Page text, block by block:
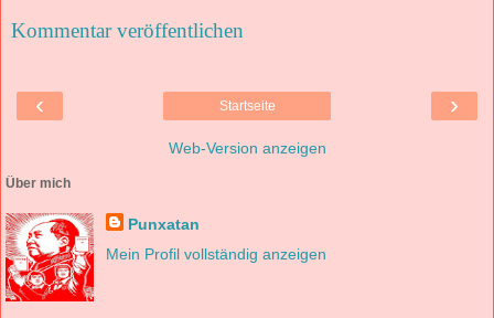
Kommentar veröffentlichen
‹ ›
Startseite
Web-Version anzeigen
Über mich
Punxatan
Mein Profil vollständig anzeigen